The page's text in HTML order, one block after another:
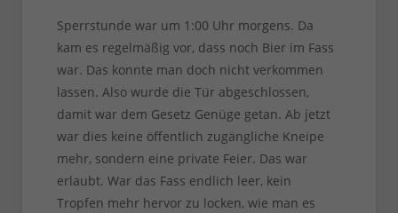
Sperrstunde war um 1:00 Uhr morgens. Da
kam es regelmäßig vor, dass noch Bier im Fass
war. Das konnte man doch nicht verkommen
lassen. Also wurde die Tür abgeschlossen,
damit war dem Gesetz Genüge getan. Ab jetzt
war dies keine öffentlich zugängliche Kneipe
mehr, sondern eine private Feier. Das war
erlaubt. War das Fass endlich leer, kein
Tropfen mehr hervor zu locken, wie man es